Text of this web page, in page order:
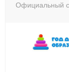
Официальный